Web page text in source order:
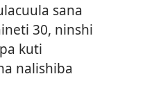
sana
30, ninshi
kuti
nalishiba